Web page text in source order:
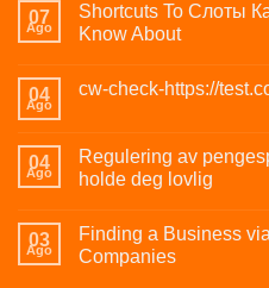
07
Ago
Shortcuts To Слоты
Know About
04
Ago
cw-check-https://
04
Ago
Regulering av
holde deg lovlig
03
Ago
Finding a Business
Companies